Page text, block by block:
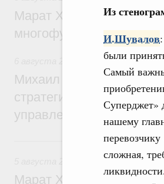
Из
И.Шувалов
были
Самый
Суперджет»
нашему
сложная,
Марат Хуснуллин: На
многофункциональные
Технологическое
Михаил Мишустин дал
стратегической сессии
управления научно-
Жилищно-
Марат Хуснуллин: